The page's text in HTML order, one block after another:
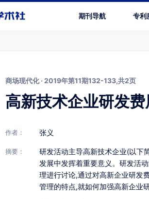
期刊导航 专利
商场现代化· 2019年第11期132-133,共2页
高新技术企业研发
作者： 张义
摘要：
研发活动主导高新技术企业(以下
发展中发挥着重要意义。研发活
理进行讨论,通过对高新企业研发
管理的特点,就如何加强高新企业